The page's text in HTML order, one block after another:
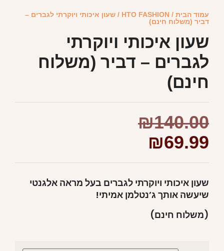
עמוד הבית /
HTO FASHION / שעון איכותי ויוקרתי לגברים –
דביר (משלוח חינם)
שעון איכותי ויוקרתי
לגברים – דביר (משלוח
חינם)
₪140.00
₪69.99
שעון איכותי ויוקרתי לגברים בעל מראה אלגנטי
שיעשה אותך ג’נטלמן אמיתי!
(משלוח חינם)